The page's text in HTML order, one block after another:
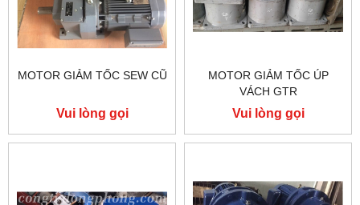
MOTOR GIẢM TỐC SEW CŨ
Vui lòng gọi
MOTOR GIẢM TỐC ÚP
VÁCH GTR
Vui lòng gọi